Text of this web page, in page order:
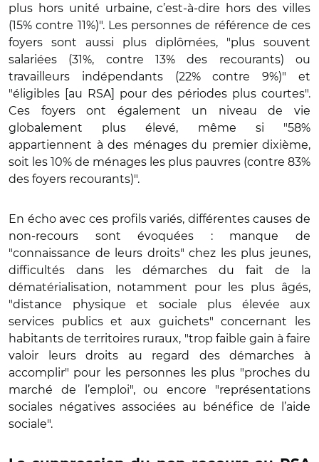
plus hors unité urbaine, c’est-à-dire hors des villes
(15% contre 11%)". Les personnes de référence de ces
foyers sont aussi plus diplômées, "plus souvent
salariées (31%, contre 13% des recourants) ou
travailleurs indépendants (22% contre 9%)" et
"éligibles [au RSA] pour des périodes plus courtes".
Ces foyers ont également un niveau de vie
globalement plus élevé, même si "58%
appartiennent à des ménages du premier dixième,
soit les 10% de ménages les plus pauvres (contre 83%
des foyers recourants)".
En écho avec ces profils variés, différentes causes de
non-recours sont évoquées : manque de
"connaissance de leurs droits" chez les plus jeunes,
difficultés dans les démarches du fait de la
dématérialisation, notamment pour les plus âgés,
"distance physique et sociale plus élevée aux
services publics et aux guichets" concernant les
habitants de territoires ruraux, "trop faible gain à faire
valoir leurs droits au regard des démarches à
accomplir" pour les personnes les plus "proches du
marché de l’emploi", ou encore "représentations
sociales négatives associées au bénéfice de l’aide
sociale".